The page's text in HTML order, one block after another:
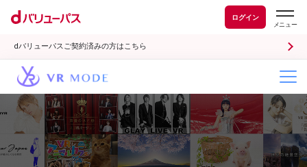
ログイン
dバリューパスご契約済みの方はこちら